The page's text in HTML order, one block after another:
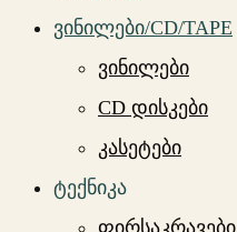
ვინილები/CD/TAPE
ვინილები
CD დისკები
კასეტები
ტექნიკა
ფირსაკრავები